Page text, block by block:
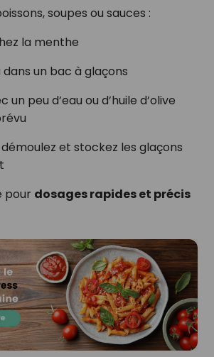
soupes ou sauces :
la menthe
un bac à glaçons
un peu d’eau ou d’huile d’olive
et stockez les glaçons
pour dosages rapides et précis